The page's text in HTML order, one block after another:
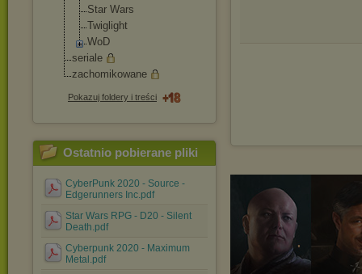
Star Wars
Twiglight
WoD
seriale
zachomikowane
Pokazuj foldery i treści
Ostatnio pobierane pliki
CyberPunk 2020 - Source -
Edgerunners Inc.pdf
Star Wars RPG - D20 - Silent
Death.pdf
Cyberpunk 2020 - Maximum
Metal.pdf